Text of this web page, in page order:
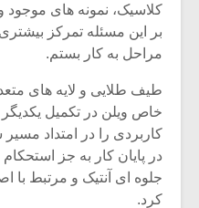
کلاسیک، نمونه های
بر این مسئله تمرکز
مراحل به کار بستم.
طیف طلایی و لایه های
خاص ویلن در تکمیل یکدیگر
کاربردی را در امتداد مسیر
در پایان کار به جز
جلوه ای آنتیک و مرتبط با
کرد.